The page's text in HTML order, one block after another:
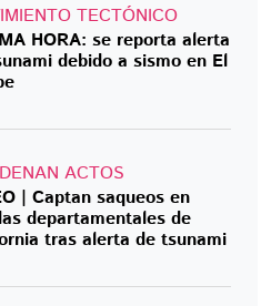
TECTÓNICO
HORA: se reporta alerta
debido a sismo en El
ACTOS
| Captan saqueos en
departamentales de
tras alerta de tsunami